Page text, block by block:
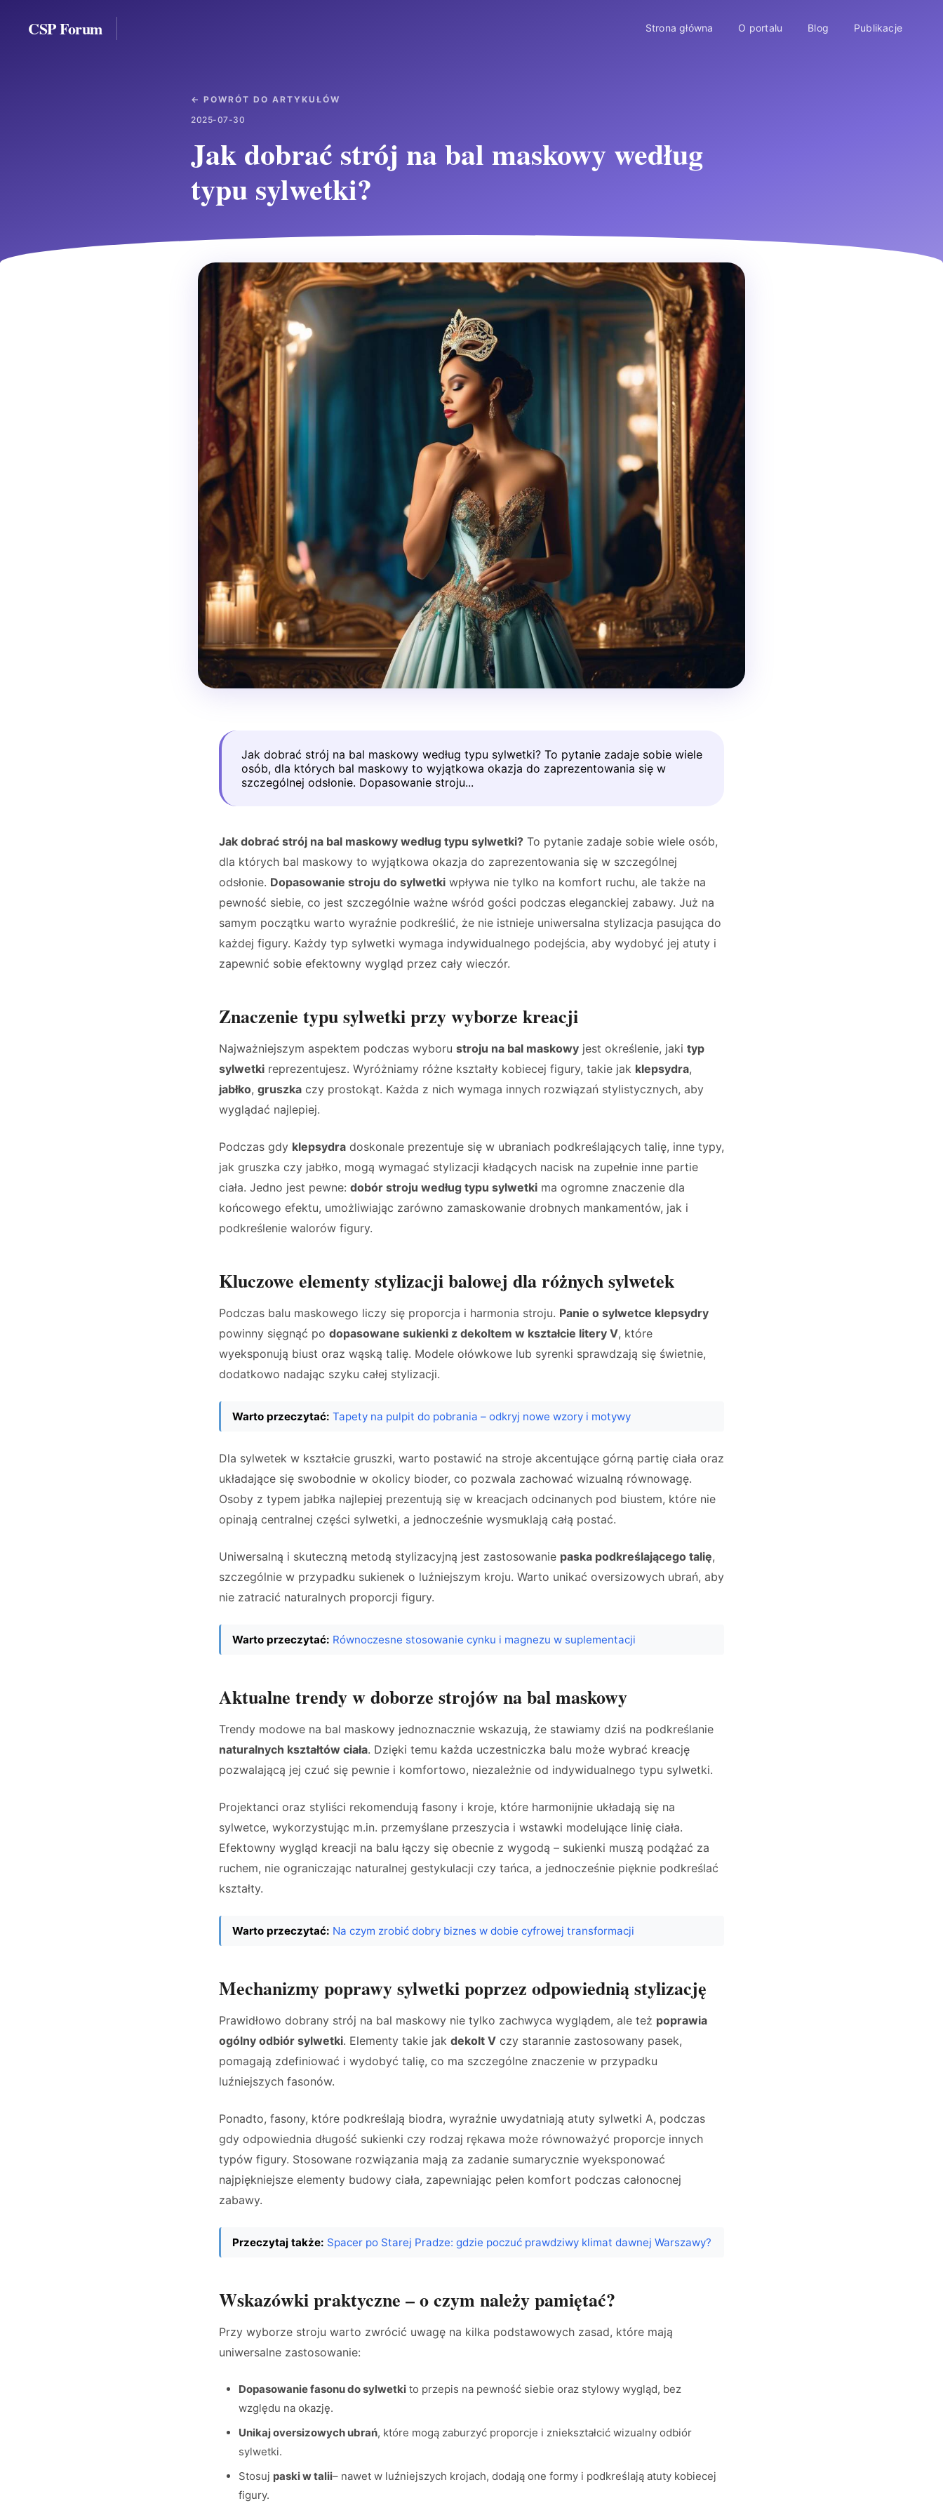
CSP Forum Strona główna O portalu Blog Publikacje
← POWRÓT DO ARTYKUŁÓW
2025-07-30
Jak dobrać strój na bal maskowy według
typu sylwetki?
Jak dobrać strój na bal maskowy według typu sylwetki? To pytanie zadaje sobie wiele
osób, dla których bal maskowy to wyjątkowa okazja do zaprezentowania się w
szczególnej odsłonie. Dopasowanie stroju...
Jak dobrać strój na bal maskowy według typu sylwetki? To pytanie zadaje sobie wiele osób,
dla których bal maskowy to wyjątkowa okazja do zaprezentowania się w szczególnej
odsłonie. Dopasowanie stroju do sylwetki wpływa nie tylko na komfort ruchu, ale także na
pewność siebie, co jest szczególnie ważne wśród gości podczas eleganckiej zabawy. Już na
samym początku warto wyraźnie podkreślić, że nie istnieje uniwersalna stylizacja pasująca do
każdej figury. Każdy typ sylwetki wymaga indywidualnego podejścia, aby wydobyć jej atuty i
zapewnić sobie efektowny wygląd przez cały wieczór.
Znaczenie typu sylwetki przy wyborze kreacji
Najważniejszym aspektem podczas wyboru stroju na bal maskowy jest określenie, jaki typ
sylwetki reprezentujesz. Wyróżniamy różne kształty kobiecej figury, takie jak klepsydra,
jabłko, gruszka czy prostokąt. Każda z nich wymaga innych rozwiązań stylistycznych, aby
wyglądać najlepiej.
Podczas gdy klepsydra doskonale prezentuje się w ubraniach podkreślających talię, inne typy,
jak gruszka czy jabłko, mogą wymagać stylizacji kładących nacisk na zupełnie inne partie
ciała. Jedno jest pewne: dobór stroju według typu sylwetki ma ogromne znaczenie dla
końcowego efektu, umożliwiając zarówno zamaskowanie drobnych mankamentów, jak i
podkreślenie walorów figury.
Kluczowe elementy stylizacji balowej dla różnych sylwetek
Podczas balu maskowego liczy się proporcja i harmonia stroju. Panie o sylwetce klepsydry
powinny sięgnąć po dopasowane sukienki z dekoltem w kształcie litery V, które
wyeksponują biust oraz wąską talię. Modele ołówkowe lub syrenki sprawdzają się świetnie,
dodatkowo nadając szyku całej stylizacji.
Warto przeczytać: Tapety na pulpit do pobrania – odkryj nowe wzory i motywy
Dla sylwetek w kształcie gruszki, warto postawić na stroje akcentujące górną partię ciała oraz
układające się swobodnie w okolicy bioder, co pozwala zachować wizualną równowagę.
Osoby z typem jabłka najlepiej prezentują się w kreacjach odcinanych pod biustem, które nie
opinają centralnej części sylwetki, a jednocześnie wysmuklają całą postać.
Uniwersalną i skuteczną metodą stylizacyjną jest zastosowanie paska podkreślającego talię,
szczególnie w przypadku sukienek o luźniejszym kroju. Warto unikać oversizowych ubrań, aby
nie zatracić naturalnych proporcji figury.
Warto przeczytać: Równoczesne stosowanie cynku i magnezu w suplementacji
Aktualne trendy w doborze strojów na bal maskowy
Trendy modowe na bal maskowy jednoznacznie wskazują, że stawiamy dziś na podkreślanie
naturalnych kształtów ciała. Dzięki temu każda uczestniczka balu może wybrać kreację
pozwalającą jej czuć się pewnie i komfortowo, niezależnie od indywidualnego typu sylwetki.
Projektanci oraz styliści rekomendują fasony i kroje, które harmonijnie układają się na
sylwetce, wykorzystując m.in. przemyślane przeszycia i wstawki modelujące linię ciała.
Efektowny wygląd kreacji na balu łączy się obecnie z wygodą – sukienki muszą podążać za
ruchem, nie ograniczając naturalnej gestykulacji czy tańca, a jednocześnie pięknie podkreślać
kształty.
Warto przeczytać: Na czym zrobić dobry biznes w dobie cyfrowej transformacji
Mechanizmy poprawy sylwetki poprzez odpowiednią stylizację
Prawidłowo dobrany strój na bal maskowy nie tylko zachwyca wyglądem, ale też poprawia
ogólny odbiór sylwetki. Elementy takie jak dekolt V czy starannie zastosowany pasek,
pomagają zdefiniować i wydobyć talię, co ma szczególne znaczenie w przypadku
luźniejszych fasonów.
Ponadto, fasony, które podkreślają biodra, wyraźnie uwydatniają atuty sylwetki A, podczas
gdy odpowiednia długość sukienki czy rodzaj rękawa może równoważyć proporcje innych
typów figury. Stosowane rozwiązania mają za zadanie sumarycznie wyeksponować
najpiękniejsze elementy budowy ciała, zapewniając pełen komfort podczas całonocnej
zabawy.
Przeczytaj także: Spacer po Starej Pradze: gdzie poczuć prawdziwy klimat dawnej Warszawy?
Wskazówki praktyczne – o czym należy pamiętać?
Przy wyborze stroju warto zwrócić uwagę na kilka podstawowych zasad, które mają
uniwersalne zastosowanie:
Dopasowanie fasonu do sylwetki to przepis na pewność siebie oraz stylowy wygląd, bez
względu na okazję.
Unikaj oversizowych ubrań, które mogą zaburzyć proporcje i zniekształcić wizualny odbiór
sylwetki.
Stosuj paski w talii– nawet w luźniejszych krojach, dodają one formy i podkreślają atuty kobiecej
figury.